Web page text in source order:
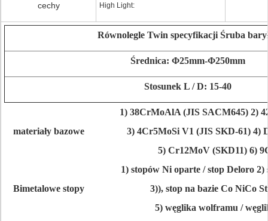
cechy High Light:
Równolegle Twin specyfikacji Śruba
Średnica: Φ25mm-Φ250mm
Stosunek L / D: 15-40
materiały bazowe
1) 38CrMoAlA (JIS SACM645) 2)
3) 4Cr5MoSi V1 (JIS SKD-61) 4)
5) Cr12MoV (SKD11) 6)
Bimetalowe stopy
1) stopów Ni oparte / stop Deloro 2)
3)), stop na bazie Co NiCo
5) węglika wolframu /